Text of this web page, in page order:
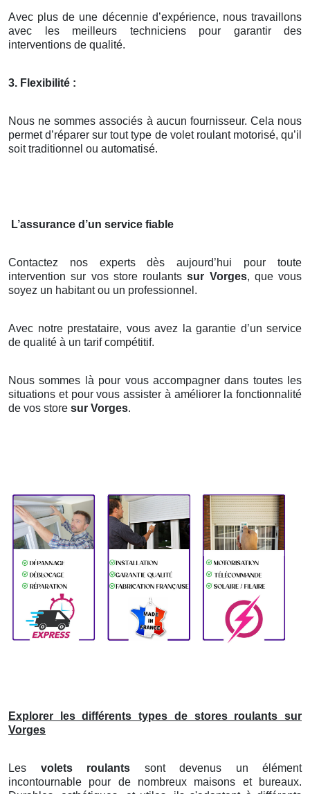
Avec plus de une décennie d’expérience, nous travaillons
avec les meilleurs techniciens pour garantir des
interventions de qualité.
3. Flexibilité :
Nous ne sommes associés à aucun fournisseur. Cela nous
permet d’réparer sur tout type de volet roulant motorisé, qu’il
soit traditionnel ou automatisé.
L’assurance d’un service fiable
Contactez nos experts dès aujourd’hui pour toute
intervention sur vos store roulantssur Vorges, que vous
soyez un habitant ou un professionnel.
Avec notre prestataire, vous avez la garantie d’un service
de qualité à un tarif compétitif.
Nous sommes là pour vous accompagner dans toutes les
situations et pour vous assister à améliorer la fonctionnalité
de vos store sur Vorges.
Explorer les différents types de stores roulants sur
Vorges
Les volets roulants sont devenus un élément
incontournable pour de nombreux maisons et bureaux.